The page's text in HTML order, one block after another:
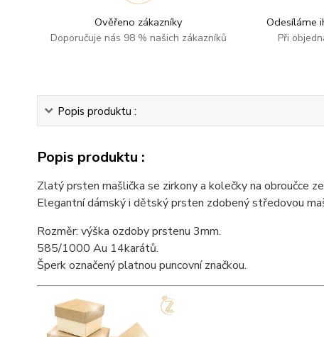
Ověřeno zákazníky
Doporučuje nás 98 % našich zákazníků
Odesíláme
Při
Popis produktu :
Popis produktu :
Zlatý prsten mašlička se zirkony a kolečky na obroučce
Elegantní dámský i dětský prsten zdobený středovou
Rozměr: výška ozdoby prstenu 3mm.
585/1000 Au 14karátů.
Šperk označený platnou puncovní značkou.